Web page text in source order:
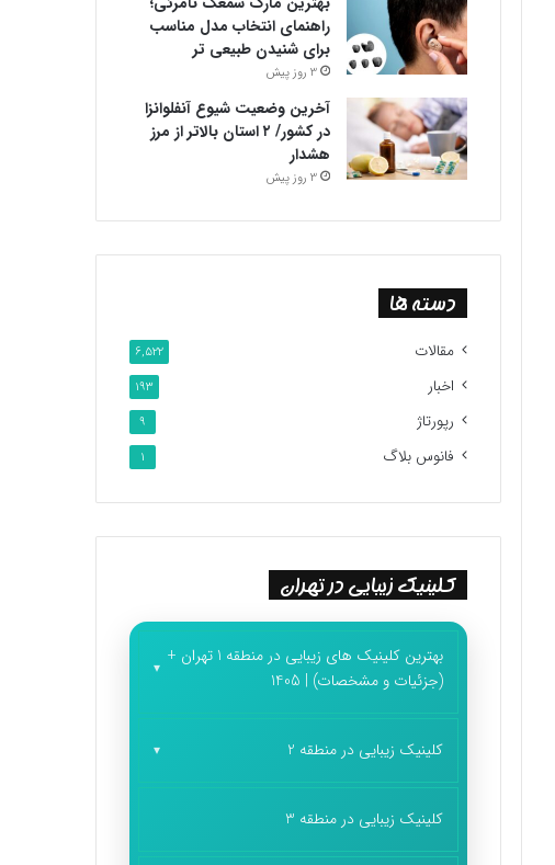
راهنمای انتخاب مدل مناسب
برای شنیدن طبیعی تر
3 روز پیش
آخرین وضعیت شیوع آنفلوانزا
در کشور/ ۲ استان بالاتر از مرز
هشدار
3 روز پیش
دسته ها
مقالات 6,522
اخبار 193
رپورتاژ 9
فانوس بلاگ 1
کلینیک زیبایی در تهران
بهترین کلینیک های زیبایی در منطقه 1 تهران +
(جزئیات و مشخصات) | 1405
کلینیک زیبایی در منطقه 2
کلینیک زیبایی در منطقه 3